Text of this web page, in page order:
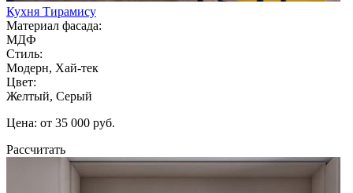
Кухня Тирамису
Материал фасада:
МДФ
Стиль:
Модерн, Хай-тек
Цвет:
Желтый, Серый
Цена: от 35 000 руб.
Рассчитать